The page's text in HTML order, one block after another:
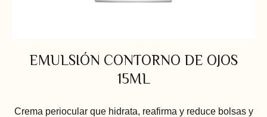
EMULSIÓN CONTORNO DE OJOS
15ML
Crema periocular que hidrata, reafirma y reduce bolsas y